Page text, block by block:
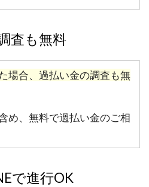
査も無料
場合、過払い金の調査も無
め、無料で過払い金のご相
で進行OK